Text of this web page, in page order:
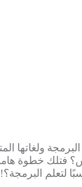
ولغاتها
فتلك خطوة
لتعلم البرمجة؟!